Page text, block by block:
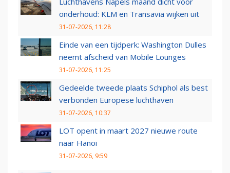
onderhoud: KLM en Transavia wijken uit
31-07-2026, 11:28
Einde van een tijdperk: Washington Dulles
neemt afscheid van Mobile Lounges
31-07-2026, 11:25
Gedeelde tweede plaats Schiphol als best
verbonden Europese luchthaven
31-07-2026, 10:37
LOT opent in maart 2027 nieuwe route
naar Hanoi
31-07-2026, 9:59